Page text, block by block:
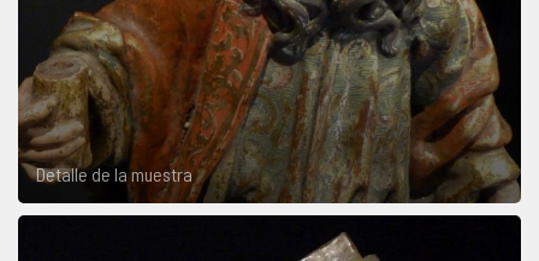
Detalle de la muestra